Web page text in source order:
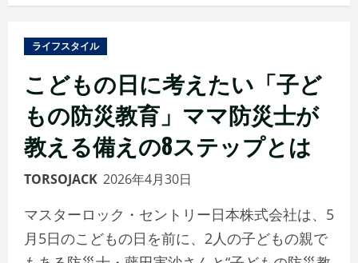
ライフスタイル
こどもの日に考えたい「子ど
もの防災教育」ママ防災士が
教える備えの8ステップとは
TORSOJACK 2026年4月30日
マスターロック・セントリー日本株式会社は、5
月5日のこどもの日を前に、2人の子どもの親で